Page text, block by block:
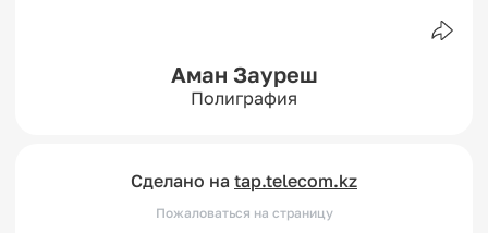
Аман Зауреш
Полиграфия
Сделано на tap.telecom.kz
Пожаловаться на страницу